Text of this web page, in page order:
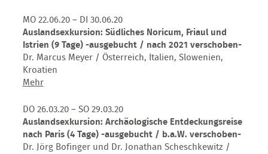
2021
verschoben-
Hayingen
und
Umfeld
der
Heuneburg
-
2021
verschoben-
MO 22.06.20 – DI 30.06.20
Auslandsexkursion: Südliches Noricum, Friaul und
Istrien (9 Tage) -ausgebucht / nach 2021 verschoben-
Dr. Marcus Meyer / Österreich, Italien, Slowenien,
Kroatien
MehrAuslandsexkursion:
Noricum,
Friaul
und
Istrien
DO 26.03.20 – SO 29.03.20
Auslandsexkursion: Archäologische Entdeckungsreise
nach Paris (4 Tage) -ausgebucht / b.a.W. verschoben-
Dr. Jörg Bofinger und Dr. Jonathan Scheschkewitz /